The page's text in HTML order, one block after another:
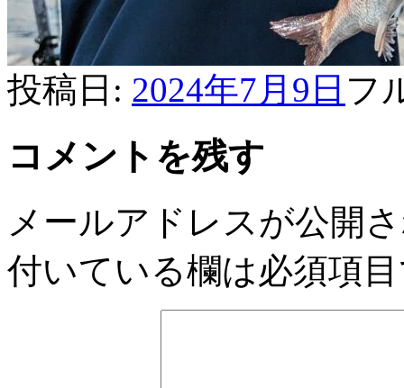
投稿日: 2024年7月9日 フ
コメントを残す
メールアドレスが公開
付いている欄は必須項